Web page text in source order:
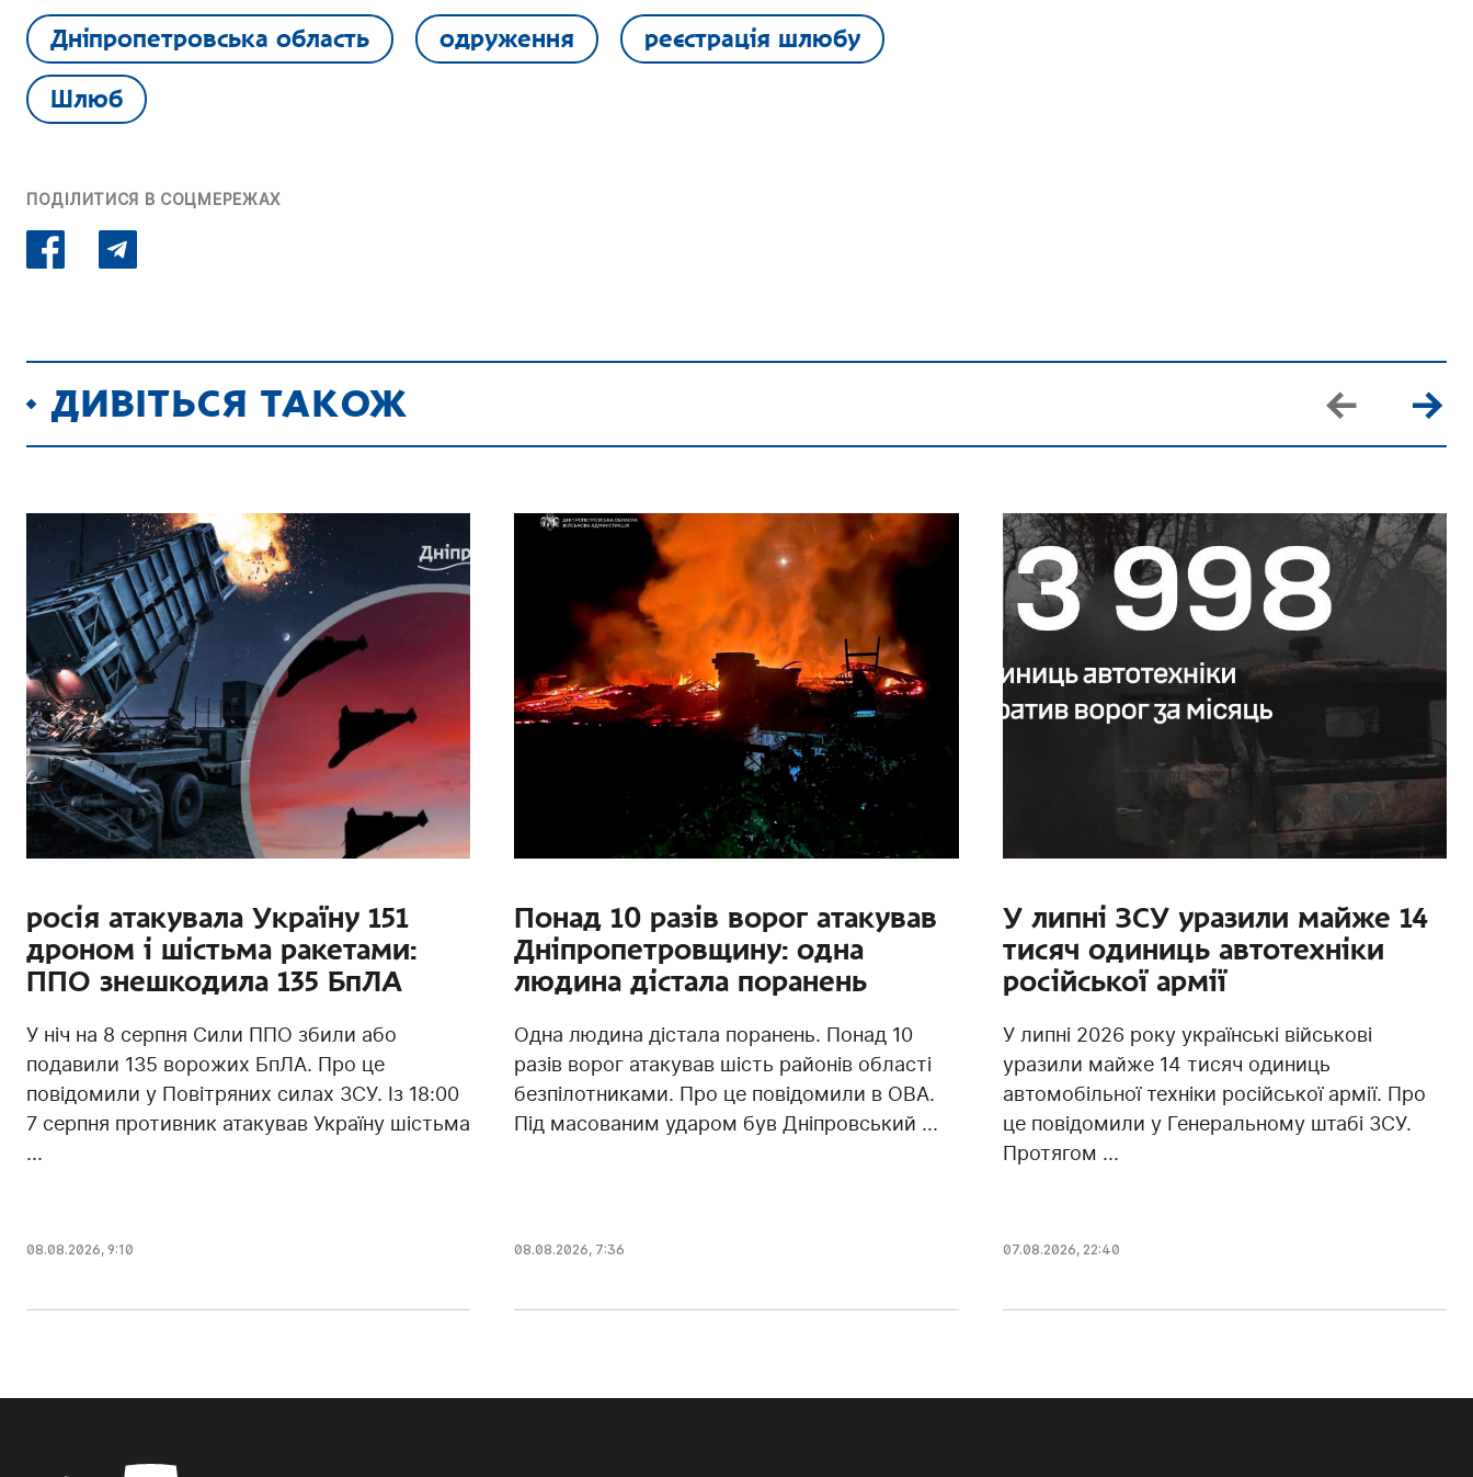
Дніпропетровська область одруження реєстрація шлюбу
Шлюб
ПОДІЛИТИСЯ В СОЦМЕРЕЖАХ
ДИВІТЬСЯ ТАКОЖ
росія атакувала Україну 151
дроном і шістьма ракетами:
ППО знешкодила 135 БпЛА
У ніч на 8 серпня Сили ППО збили або
подавили 135 ворожих БпЛА. Про це
повідомили у Повітряних силах ЗСУ. Із 18:00
7 серпня противник атакував Україну шістьма
...
08.08.2026, 9:10
Понад 10 разів ворог атакував
Дніпропетровщину: одна
людина дістала поранень
Одна людина дістала поранень. Понад 10
разів ворог атакував шість районів області
безпілотниками. Про це повідомили в ОВА.
Під масованим ударом був Дніпровський ...
08.08.2026, 7:36
У липні ЗСУ уразили майже 14
тисяч одиниць автотехніки
російської армії
У липні 2026 року українські військові
уразили майже 14 тисяч одиниць
автомобільної техніки російської армії. Про
це повідомили у Генеральному штабі ЗСУ.
Протягом ...
07.08.2026, 22:40